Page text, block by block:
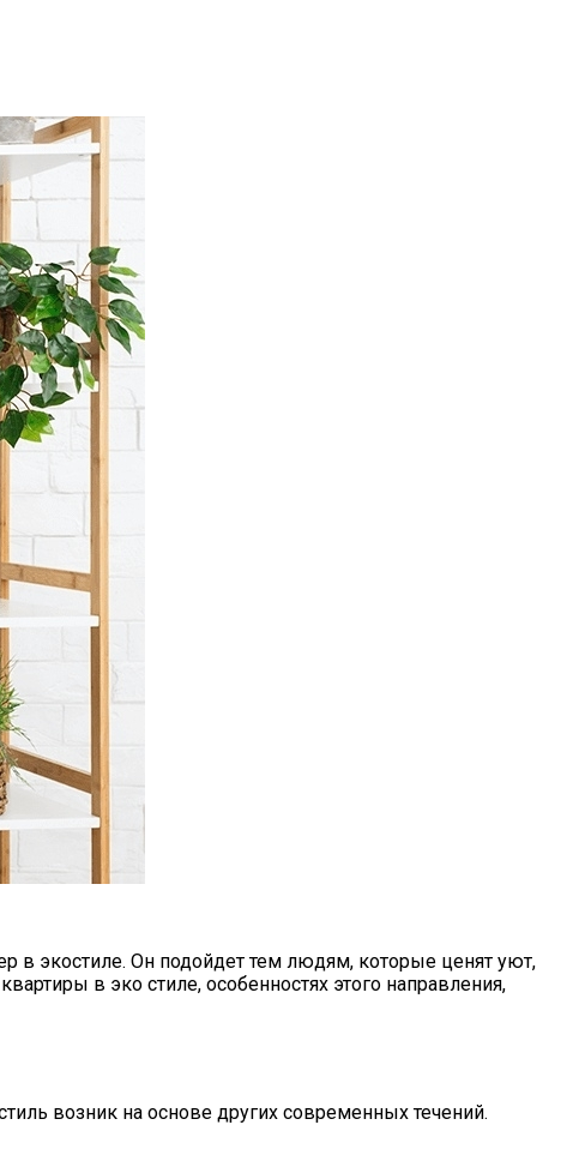
в экостиле. Он подойдет тем людям, которые ценят уют,
в эко стиле, особенностях этого направления,
возник на основе других современных течений.